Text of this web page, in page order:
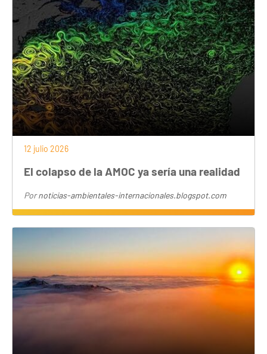
12 julio 2026
El colapso de la AMOC ya sería una realidad
Pornoticias-ambientales-internacionales.blogspot.com